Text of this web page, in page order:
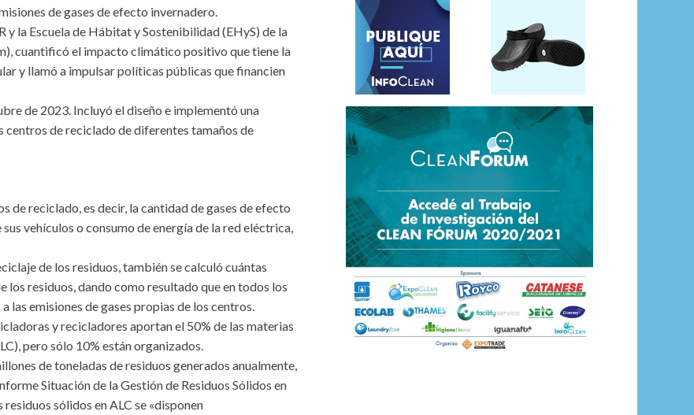
de gases de efecto invernadero.
la Escuela de Hábitat y Sostenibilidad (EHyS) de la
cuantificó el impacto climático positivo que tiene la
y llamó a impulsar políticas públicas que financien
de 2023. Incluyó el diseño e implementó una
centros de reciclado de diferentes tamaños de
de reciclado, es decir, la cantidad de gases de efecto
vehículos o consumo de energía de la red eléctrica,
de los residuos, también se calculó cuántas
residuos, dando como resultado que en todos los
las emisiones de gases propias de los centros.
y recicladores aportan el 50% de las materias
pero sólo 10% están organizados.
de toneladas de residuos generados anualmente,
Situación de la Gestión de Residuos Sólidos en
sólidos en ALC se «disponen